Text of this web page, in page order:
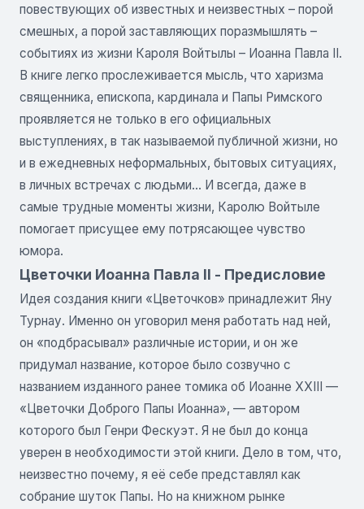
повествующих об известных и неизвестных – порой
смешных, а порой заставляющих поразмышлять –
событиях из жизни Кароля Войтылы – Иоанна Павла II.
В книге легко прослеживается мысль, что харизма
священника, епископа, кардинала и Папы Римского
проявляется не только в его официальных
выступлениях, в так называемой публичной жизни, но
и в ежедневных неформальных, бытовых ситуациях,
в личных встречах с людьми... И всегда, даже в
самые трудные моменты жизни, Каролю Войтыле
помогает присущее ему потрясающее чувство
юмора.
Цветочки Иоанна Павла II - Предисловие
Идея создания книги «Цветочков» принадлежит Яну
Турнау. Именно он уговорил меня работать над ней,
он «подбрасывал» различные истории, и он же
придумал название, которое было созвучно с
названием изданного ранее томика об Иоанне XXIII —
«Цветочки Доброго Папы Иоанна», — автором
которого был Генри Фескуэт. Я не был до конца
уверен в необходимости этой книги. Дело в том, что,
неизвестно почему, я её себе представлял как
собрание шуток Папы. Но на книжном рынке